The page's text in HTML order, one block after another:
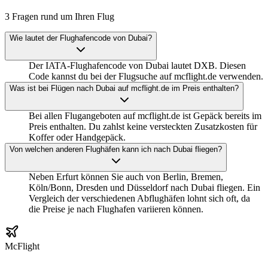
3 Fragen rund um Ihren Flug
Wie lautet der Flughafencode von Dubai?
Der IATA-Flughafencode von Dubai lautet DXB. Diesen
Code kannst du bei der Flugsuche auf mcflight.de verwenden.
Was ist bei Flügen nach Dubai auf mcflight.de im Preis enthalten?
Bei allen Flugangeboten auf mcflight.de ist Gepäck bereits im
Preis enthalten. Du zahlst keine versteckten Zusatzkosten für
Koffer oder Handgepäck.
Von welchen anderen Flughäfen kann ich nach Dubai fliegen?
Neben Erfurt können Sie auch von Berlin, Bremen,
Köln/Bonn, Dresden und Düsseldorf nach Dubai fliegen. Ein
Vergleich der verschiedenen Abflughäfen lohnt sich oft, da
die Preise je nach Flughafen variieren können.
McFlight